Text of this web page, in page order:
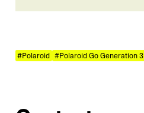
#Polaroid #Polaroid Go Generation 3